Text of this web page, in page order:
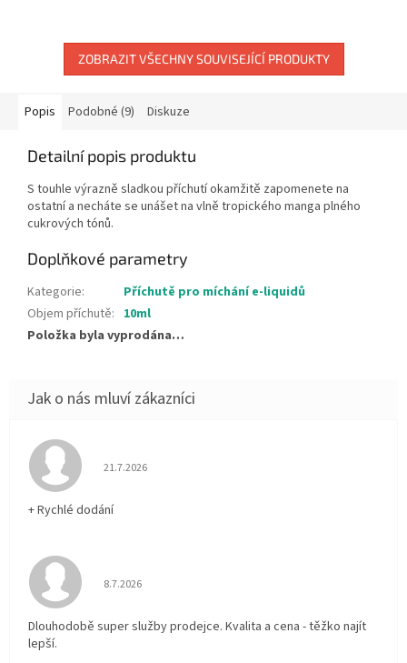
ZOBRAZIT VŠECHNY SOUVISEJÍCÍ PRODUKTY
Popis Podobné (9) Diskuze
Detailní popis produktu
S touhle výrazně sladkou příchutí okamžitě zapomenete na
ostatní a necháte se unášet na vlně tropického manga plného
cukrových tónů.
Doplňkové parametry
Kategorie:
Příchutě pro míchání e-liquidů
Objem příchutě: 10ml
Položka byla vyprodána…
Hodnocení obchodu je 5 z 5 hvězdiček.
21.7.2026
+ Rychlé dodání
Hodnocení obchodu je 5 z 5 hvězdiček.
8.7.2026
Dlouhodobě super služby prodejce. Kvalita a cena - těžko najít
lepší.